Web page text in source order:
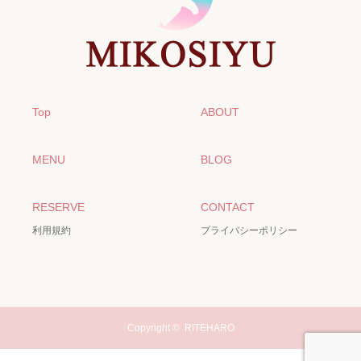
Top ABOUT
MENU BLOG
RESERVE
利用規約
CONTACT
プライバシーポリシー
Copyright © RITEHARO